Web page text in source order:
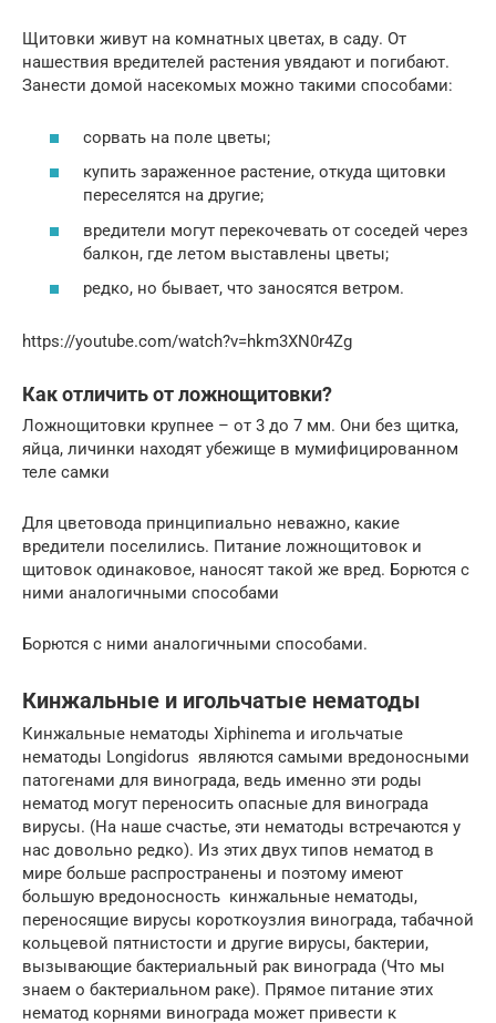
Щитовки живут на комнатных цветах, в саду. От
нашествия вредителей растения увядают и погибают.
Занести домой насекомых можно такими способами:
сорвать на поле цветы;
купить зараженное растение, откуда щитовки
переселятся на другие;
вредители могут перекочевать от соседей через
балкон, где летом выставлены цветы;
редко, но бывает, что заносятся ветром.
https://youtube.com/watch?v=hkm3XN0r4Zg
Как отличить от ложнощитовки?
Ложнощитовки крупнее – от 3 до 7 мм. Они без щитка,
яйца, личинки находят убежище в мумифицированном
теле самки
Для цветовода принципиально неважно, какие
вредители поселились. Питание ложнощитовок и
щитовок одинаковое, наносят такой же вред. Борются с
ними аналогичными способами
Борются с ними аналогичными способами.
Кинжальные и игольчатые нематоды
Кинжальные нематоды Xiphinema и игольчатые
нематоды Longidorus являются самыми вредоносными
патогенами для винограда, ведь именно эти роды
нематод могут переносить опасные для винограда
вирусы. (На наше счастье, эти нематоды встречаются у
нас довольно редко). Из этих двух типов нематод в
мире больше распространены и поэтому имеют
большую вредоносность кинжальные нематоды,
переносящие вирусы короткоузлия винограда, табачной
кольцевой пятнистости и другие вирусы, бактерии,
вызывающие бактериальный рак винограда (Что мы
знаем о бактериальном раке). Прямое питание этих
нематод корнями винограда может привести к